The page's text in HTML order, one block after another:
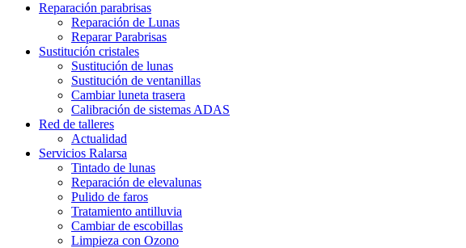
Reparación parabrisas
Reparación de Lunas
Reparar Parabrisas
Sustitución cristales
Sustitución de lunas
Sustitución de ventanillas
Cambiar luneta trasera
Calibración de sistemas ADAS
Red de talleres
Actualidad
Servicios Ralarsa
Tintado de lunas
Reparación de elevalunas
Pulido de faros
Tratamiento antilluvia
Cambiar de escobillas
Limpieza con Ozono